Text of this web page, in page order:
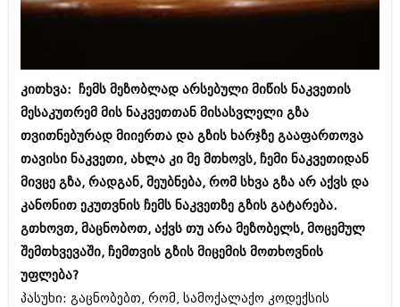
მოდა + დიზაინი
მედიცინა
სპორტი
კადრს მიღმა
კულინარია
ავტორჩევები
ბელადები
ბიზნესსიახლეები
სპორტი
ავტორჩევები
ბელადები
ბიზნესსიახლეები
გვარები
თემიდას სასწორი
იუმორი
კითხვა: ჩემს მეზობლად არსებული მიწის ნაკვეთის
მესაკუთრემ მის ნაკვეთთან მისასვლელი გზა
თვითნებურად მიიერთა და გზის ხარჯზე გააფართოვა
თავისი ნაკვეთი, ახლა კი მე მთხოვს, ჩემი ნაკვეთიდან
მივცე გზა, რადგან, მეუბნება, რომ სხვა გზა არ აქვს და
კანონით ეკუთვნის ჩემს ნაკვეთზე გზის გატარება.
გთხოვთ, მაცნობოთ, აქვს თუ არა მეზობელს, მოცემულ
შემთხვევაში, ჩემთვის გზის მიცემის მოთხოვნის
უფლება?
პასუხი: გაცნობებთ, რომ, სამოქალაქო კოდექსის